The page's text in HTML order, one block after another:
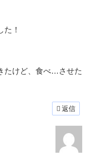
！
たけど、食べ…させた
返信